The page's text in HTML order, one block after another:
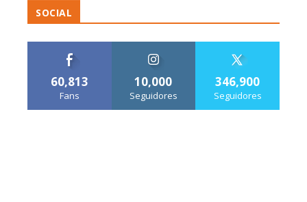
SOCIAL
60,813
Fans
10,000
Seguidores
346,900
Seguidores